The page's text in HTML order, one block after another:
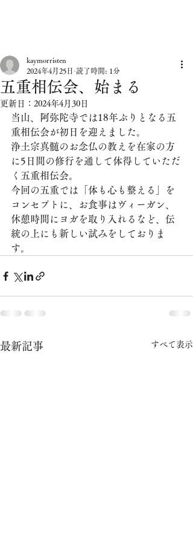
五重相伝会、始まる
kaymorristen
2024年4月25日 読了時間: 1分
更新日： 2024年4月30日
当山、阿弥陀寺では18年ぶりとなる五
重相伝会が初日を迎えました。
浄土宗真髄のお念仏の教えを在家の方
に5日間の修行を通して体得していただ
く五重相伝会。
今回の五重では「体も心も整える」を
コンセプトに、お食事はヴィーガン、
休憩時間にヨガを取り入れるなど、伝
統の上にも新しい試みをしておりま
す。
最新記事 すべて表示